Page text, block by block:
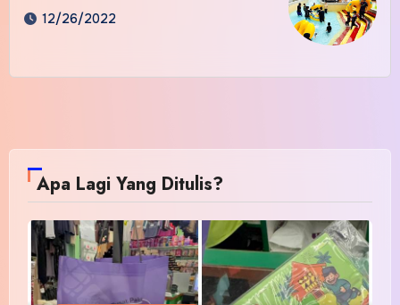
12/26/2022
Apa Lagi Yang Ditulis?